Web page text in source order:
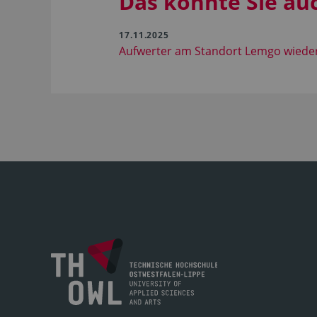
17.11.2025
Aufwerter am Standort Lemgo